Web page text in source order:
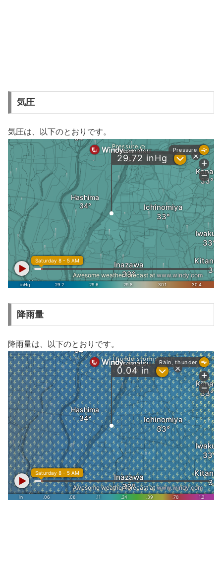
気圧
気圧は、以下のとおりです。
降雨量
降雨量は、以下のとおりです。